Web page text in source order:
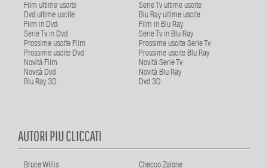
Film ultime uscite
Serie Tv ultime uscite
Dvd ultime uscite
Blu Ray ultime uscite
Film in Dvd
Film in Blu Ray
Serie Tv in Dvd
Serie Tv in Blu Ray
Prossime uscite Film
Prossime uscite Serie Tv
Prossime uscite Dvd
Prossime uscite Blu Ray
Novità Film
Novità Serie Tv
Novità Dvd
Novità Blu Ray
Blu Ray 3D
Dvd 3D
AUTORI PIU CLICCATI
Bruce Willis
Checco Zalone